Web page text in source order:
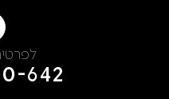
642